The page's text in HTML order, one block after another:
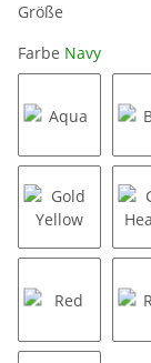
Größe
Farbe Navy
Aqua
Gold Yellow
Red